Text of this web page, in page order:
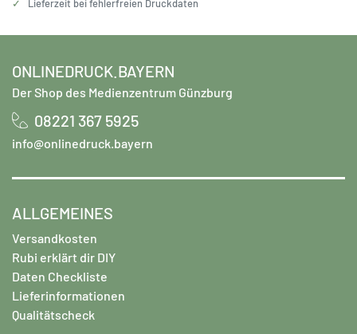
✓
Lieferzeit bei fehlerfreien Druckdaten
ONLINEDRUCK.BAYERN
Der Shop des Medienzentrum Günzburg
08221 367 5925
info@onlinedruck.bayern
ALLGEMEINES
Versandkosten
Rubi erklärt dir DIY
Daten Checkliste
Lieferinformationen
Qualitätscheck